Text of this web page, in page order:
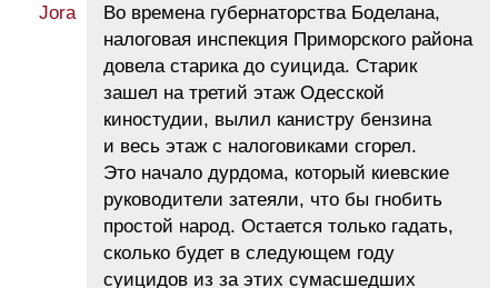
Во времена губернаторства Боделана,
налоговая инспекция Приморского района
довела старика до суицида. Старик
зашел на третий этаж Одесской
киностудии, вылил канистру бензина
и весь этаж с налоговиками сгорел.
Это начало дурдома, который киевские
руководители затеяли, что бы гнобить
простой народ. Остается только гадать,
сколько будет в следующем году
суицидов из за этих сумасшедших